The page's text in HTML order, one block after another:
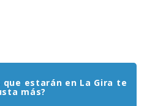
estarán en La Gira te
más?